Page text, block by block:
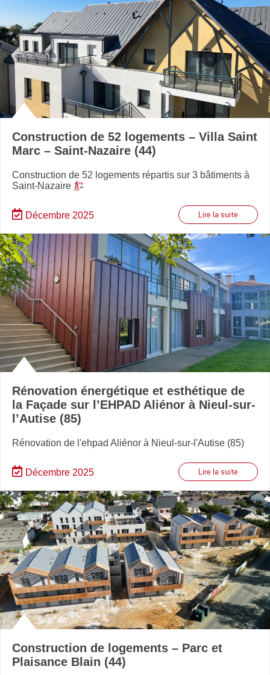
Construction de 52 logements – Villa Saint
Marc – Saint-Nazaire (44)
Construction de 52 logements répartis sur 3 bâtiments à
Saint-Nazaire
Décembre 2025 Lire la suite
Rénovation énergétique et esthétique de
la Façade sur l’EHPAD Aliénor à Nieul-sur-
l’Autise (85)
Rénovation de l'ehpad Aliénor à Nieul-sur-l'Autise (85)
Décembre 2025 Lire la suite
Construction de logements – Parc et
Plaisance Blain (44)